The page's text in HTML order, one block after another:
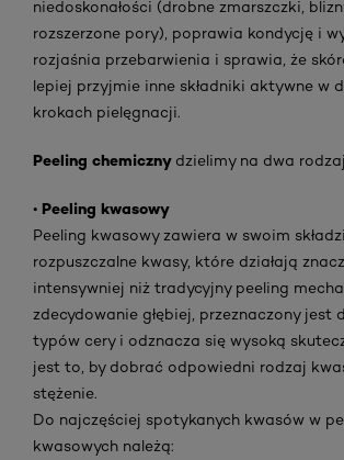
niedoskonałości (drobne zmarszczki,
rozszerzone pory), poprawia kondycję i
rozjaśnia przebarwienia i sprawia, że
lepiej przyjmie inne składniki aktywne w
krokach pielęgnacji.
Peeling chemiczny dzielimy na dwa
• Peeling kwasowy
Peeling kwasowy zawiera w swoim
rozpuszczalne kwasy, które działają
intensywniej niż tradycyjny peeling
zdecydowanie głębiej, przeznaczony jest
typów cery i odznacza się wysoką
jest to, by dobrać odpowiedni rodzaj
stężenie.
Do najczęściej spotykanych kwasów w
kwasowych należą: